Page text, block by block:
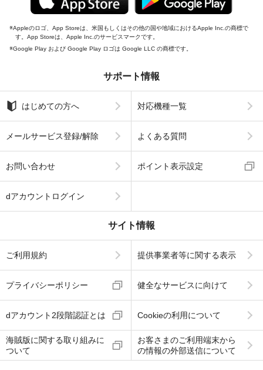
Appleのロゴ、App Storeは、米国もしくはその他の国や地域におけるApple Inc.の商標で
す。App Storeは、Apple Inc.のサービスマークです。
Google Play および Google Play ロゴは Google LLC の商標です。
サポート情報
はじめての方へ 対応機種一覧
メールサービス登録/解除 よくある質問
お問い合わせ ポイント表示設定
dアカウントログイン
サイト情報
ご利用規約 提供事業者等に関する表示
プライバシーポリシー 健全なサービスに向けて
dアカウント2段階認証とは Cookieの利用について
海賊版に関する取り組みに
ついて
お客さまのご利用端末から
の情報の外部送信について